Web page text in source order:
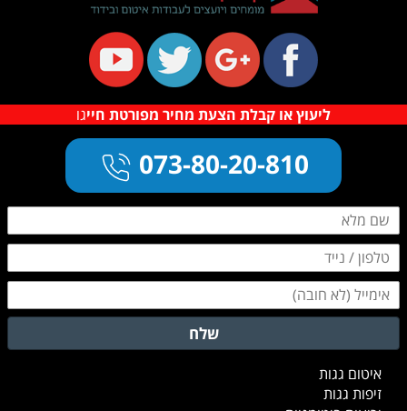
ליעוץ או קבלת הצעת מחיר מפורטת חייגו
073-80-20-810
שלח
איטום גגות
זיפות גגות